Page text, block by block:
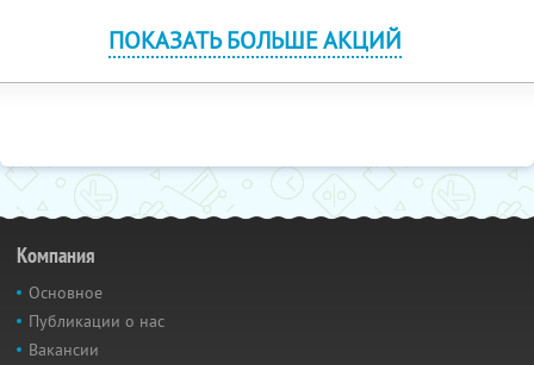
ПОКАЗАТЬ БОЛЬШЕ АКЦИЙ
Компания
Основное
Публикации о нас
Вакансии